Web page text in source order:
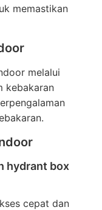
memastikan
melalui
kebakaran
hydrant box
cepat dan